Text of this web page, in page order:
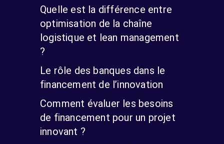
Quelle est la différence entre
optimisation de la chaîne
logistique et lean management
?
Le rôle des banques dans le
financement de l’innovation
Comment évaluer les besoins
de financement pour un projet
innovant ?